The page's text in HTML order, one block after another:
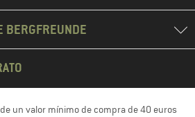
BERGFREUNDE
un valor mínimo de compra de 40 euros